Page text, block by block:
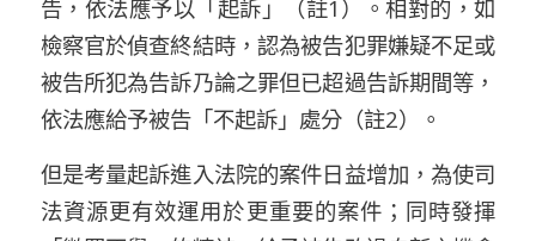
告，依法應予以 「起訴 」 （註1 ） 。相對的，如
檢察官於偵查終結時，認為被告犯罪嫌疑不足或
被告所犯為告訴乃論之罪但已超過告訴期間等，
依法應給予被告「不起訴」 處分（註2）
。
但是考量起訴進入法院的案件日益增加，為使司
法資源更有效運用於更重要的案件 ；同時發揮